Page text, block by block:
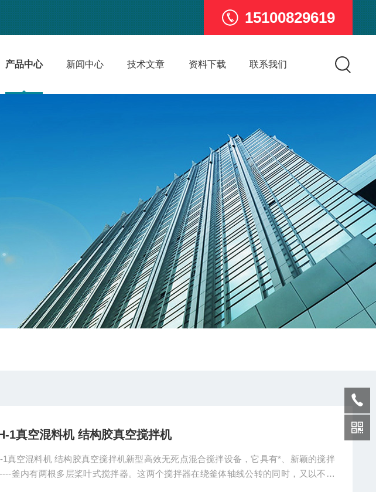
15100829619
产品中心 新闻中心 技术文章 资料下载 联系我们
1真空混料机 结构胶真空搅拌机
1真空混料机 结构胶真空搅拌机新型高效无死点混合搅拌设备，它具有*、新颖的搅拌
釜内有两根多层桨叶式搅拌器。这两个搅拌器在绕釜体轴线公转的同时，又以不同